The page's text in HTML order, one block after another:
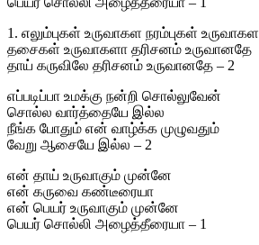
1. எலும்புகள் உருவாகள நரம்புகள் உருவாகள
தசைகள் உருவாகளா தரிசனம் உருவானதே
தாய் கருவிலே தரிசனம் உருவானதே – 2
எப்படிப்பா உமக்கு நன்றி சொல்லுவேன்
சொல்ல வார்த்தையே இல்ல
நீங்க போதும் என் வாழ்க்க முழுவதும்
வேறு ஆசையே இல்ல – 2
என் தாய் உருவாகும் முன்னே
என் கருவை கண்டீரையா
என் பெயர் உருவாகும் முன்னே
பெயர் சொல்லி அழைத்தீரையா – 1